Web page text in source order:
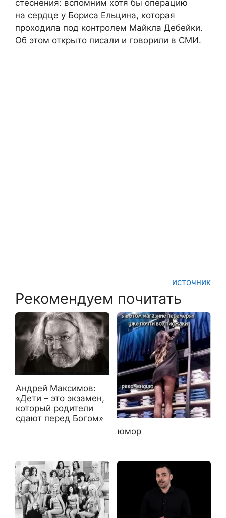
стеснения: вспомним хотя бы операцию
на сердце у Бориса Ельцина, которая
проходила под контролем Майкла Дебейки.
Об этом открыто писали и говорили в СМИ.
источник
Рекомендуем почитать
Андрей Максимов:
«Дети – это экзамен,
который родители
сдают перед Богом»
юмор